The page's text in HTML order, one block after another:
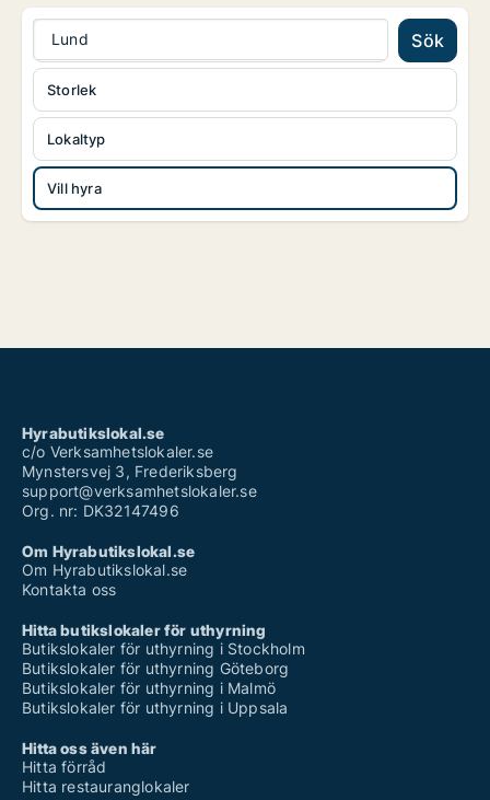
Lund Sök
Lokaltyp
Vill hyra
Storlek
Hyrabutikslokal.se
c/o Verksamhetslokaler.se
Mynstersvej 3, Frederiksberg
support@verksamhetslokaler.se
Org. nr: DK32147496
Om Hyrabutikslokal.se
Om Hyrabutikslokal.se
Kontakta oss
Hitta butikslokaler för uthyrning
Butikslokaler för uthyrning i Stockholm
Butikslokaler för uthyrning Göteborg
Butikslokaler för uthyrning i Malmö
Butikslokaler för uthyrning i Uppsala
Hitta oss även här
Hitta förråd
Hitta restauranglokaler